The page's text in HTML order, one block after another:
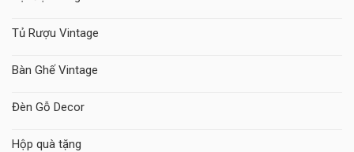
Tủ Rượu Vintage
Bàn Ghế Vintage
Đèn Gỗ Decor
Hộp quà tặng